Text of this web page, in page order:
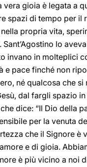
vera gioia è legata a
spazi di tempo per il
propria vita,
lo
invano in molteplici
e pace finché non
né qualcosa che
dal fargli spazio
dice: “Il Dio della
per la venuta
che il Signore è
e di gioia.
è più vicino a noi